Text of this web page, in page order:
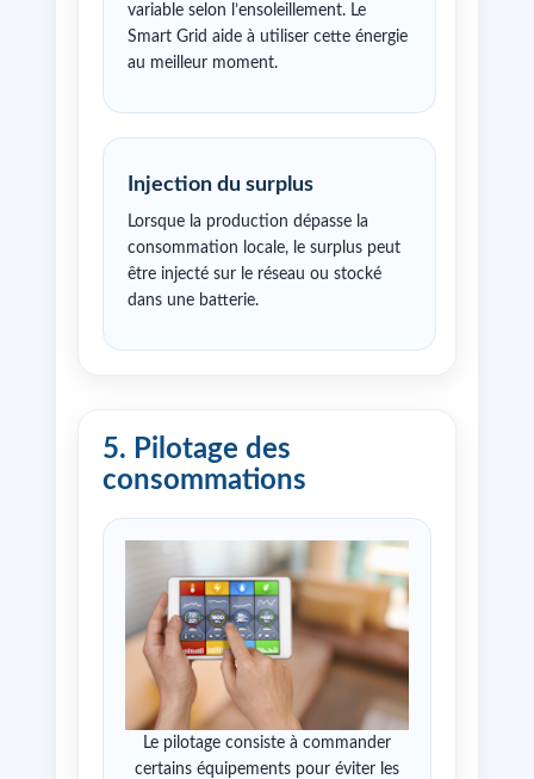
variable selon l’ensoleillement. Le
Smart Grid aide à utiliser cette énergie
au meilleur moment.
Injection du surplus
Lorsque la production dépasse la
consommation locale, le surplus peut
être injecté sur le réseau ou stocké
dans une batterie.
5. Pilotage des
consommations
Le pilotage consiste à commander
certains équipements pour éviter les